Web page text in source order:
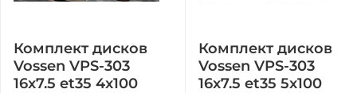
Комплект дисков
Vossen VPS-303
16x7.5 et35 4x100
Комплект дисков
Vossen VPS-303
16x7.5 et35 5x100